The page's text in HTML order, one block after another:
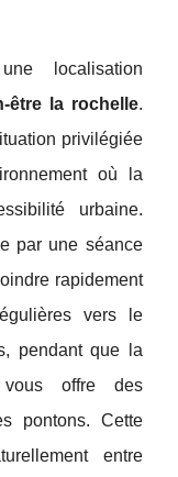
localisation
être la rochelle.
privilégiée
où la
urbaine.
par une séance
rapidement
vers le
pendant que la
offre des
pontons. Cette
entre